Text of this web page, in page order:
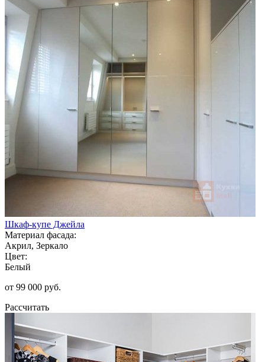
Шкаф-купе Джейла
Материал фасада:
Акрил, Зеркало
Цвет:
Белый
от 99 000 руб.
Рассчитать